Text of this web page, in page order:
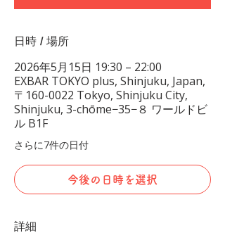
日時 / 場所
2026年5月15日 19:30 – 22:00
EXBAR TOKYO plus, Shinjuku, Japan,
〒160-0022 Tokyo, Shinjuku City,
Shinjuku, 3-chōme−35−８ ワールドビ
ル B1F
さらに7件の日付
今後の日時を選択
詳細